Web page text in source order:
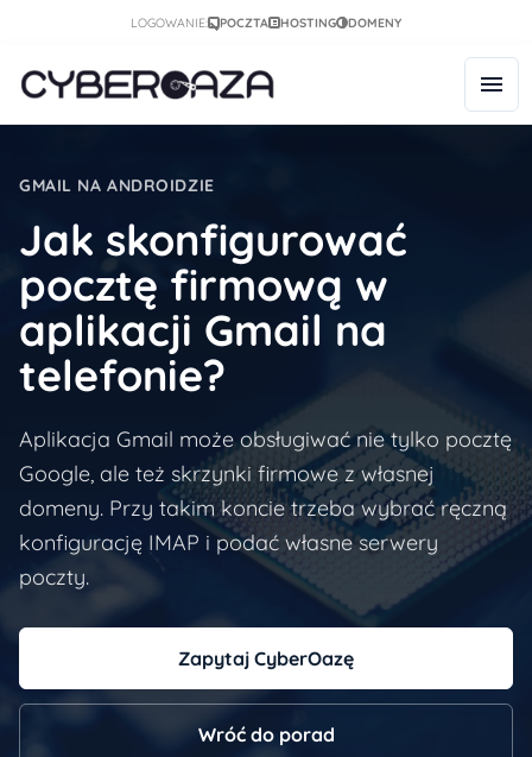
LOGOWANIE: POCZTA HOSTING DOMENY
GMAIL NA ANDROIDZIE
Jak skonfigurować
pocztę firmową w
aplikacji Gmail na
telefonie?
Aplikacja Gmail może obsługiwać nie tylko pocztę
Google, ale też skrzynki firmowe z własnej
domeny. Przy takim koncie trzeba wybrać ręczną
konfigurację IMAP i podać własne serwery
poczty.
Zapytaj CyberOazę
Wróć do porad